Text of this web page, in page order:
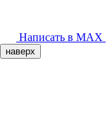
Написать в MAX
наверх